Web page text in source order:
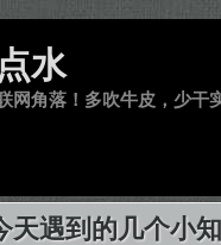
水
网角落！多吹牛皮，少干
天遇到的几个小